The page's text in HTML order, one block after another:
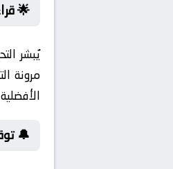
🌟
يُبشر
مرونة
🔔